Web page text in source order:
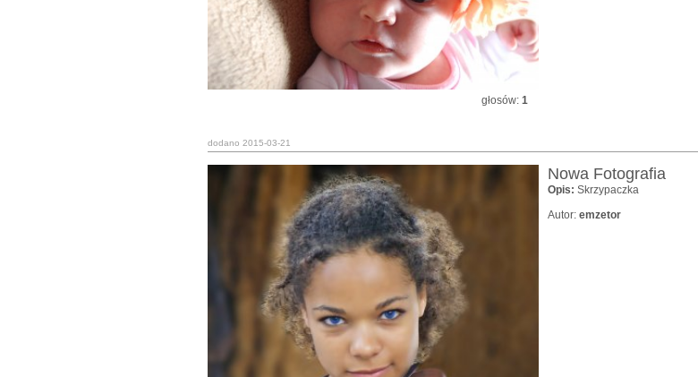
głosów: 1
dodano 2015-03-21
Nowa Fotografia
Opis: Skrzypaczka
Autor: emzetor